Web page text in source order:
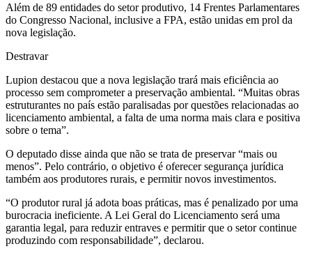
Além de 89 entidades do setor produtivo, 14 Frentes Parlamentares
do Congresso Nacional, inclusive a FPA, estão unidas em prol da
nova legislação.
Destravar
Lupion destacou que a nova legislação trará mais eficiência ao
processo sem comprometer a preservação ambiental. “Muitas obras
estruturantes no país estão paralisadas por questões relacionadas ao
licenciamento ambiental, a falta de uma norma mais clara e positiva
sobre o tema”.
O deputado disse ainda que não se trata de preservar “mais ou
menos”. Pelo contrário, o objetivo é oferecer segurança jurídica
também aos produtores rurais, e permitir novos investimentos.
“O produtor rural já adota boas práticas, mas é penalizado por uma
burocracia ineficiente. A Lei Geral do Licenciamento será uma
garantia legal, para reduzir entraves e permitir que o setor continue
produzindo com responsabilidade”, declarou.